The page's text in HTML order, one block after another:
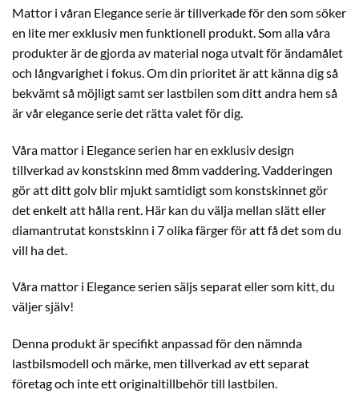
Mattor i våran Elegance serie är tillverkade för den som söker
en lite mer exklusiv men funktionell produkt. Som alla våra
produkter är de gjorda av material noga utvalt för ändamålet
och långvarighet i fokus. Om din prioritet är att känna dig så
bekvämt så möjligt samt ser lastbilen som ditt andra hem så
är vår elegance serie det rätta valet för dig.
Våra mattor i Elegance serien har en exklusiv design
tillverkad av konstskinn med 8mm vaddering. Vadderingen
gör att ditt golv blir mjukt samtidigt som konstskinnet gör
det enkelt att hålla rent. Här kan du välja mellan slätt eller
diamantrutat konstskinn i 7 olika färger för att få det som du
vill ha det.
Våra mattor i Elegance serien säljs separat eller som kitt, du
väljer själv!
Denna produkt är specifikt anpassad för den nämnda
lastbilsmodell och märke, men tillverkad av ett separat
företag och inte ett originaltillbehör till lastbilen.